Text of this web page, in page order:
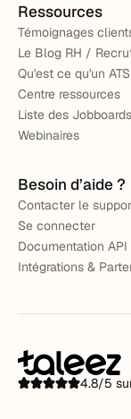
Ressources
Témoignages
Le Blog RH /
Qu'est ce qu'un
Centre ressources
Liste des Jobboards
Webinaires
Besoin d’aide ?
Contacter le
Se connecter
Documentation API
Intégrations &
4.8/5